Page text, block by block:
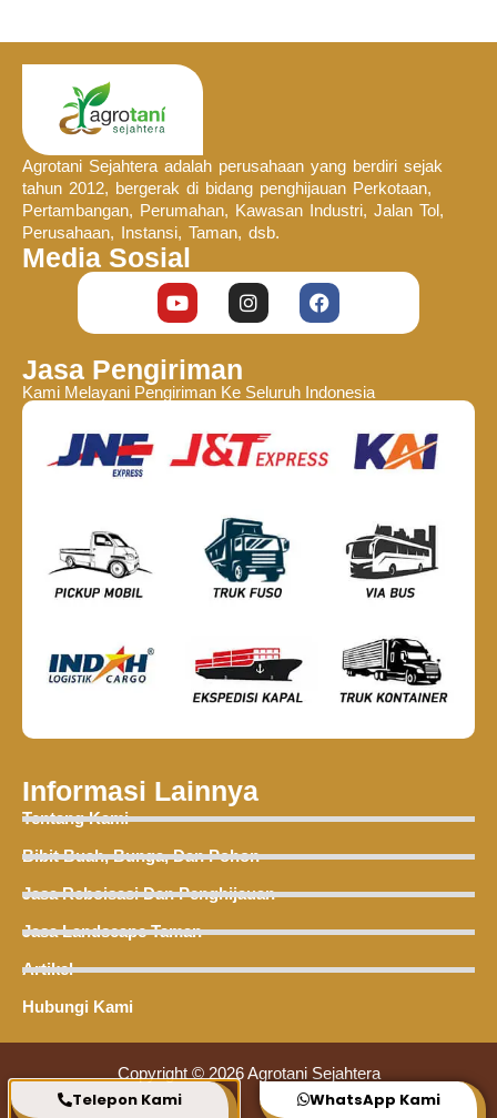
Agrotani Sejahtera adalah perusahaan yang berdiri sejak
tahun 2012, bergerak di bidang penghijauan Perkotaan,
Pertambangan, Perumahan, Kawasan Industri, Jalan Tol,
Perusahaan, Instansi, Taman, dsb.
Media Sosial
Jasa Pengiriman
Kami Melayani Pengiriman Ke Seluruh Indonesia
Informasi Lainnya
Tentang Kami
Bibit Buah, Bunga, Dan Pohon
Jasa Reboisasi Dan Penghijauan
Jasa Landscape Taman
Artikel
Hubungi Kami
Copyright © 2026 Agrotani Sejahtera
Telepon Kami WhatsApp Kami